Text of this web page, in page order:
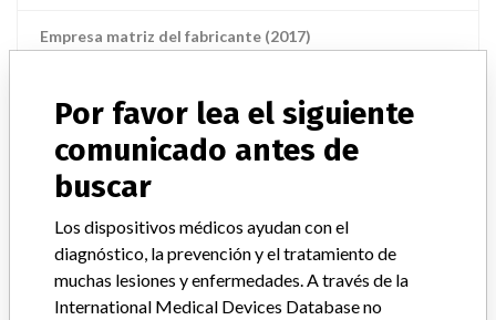
Empresa matriz del fabricante (2017)
Source USFDA
ACERCA DE LA BASE DE DATOS
Explore más de 120,000 registros de retiros, alertas y
notificaciones de seguridad de dispositivos médicos y sus
conexiones con los fabricantes.
Por favor lea el siguiente
comunicado antes de
buscar
Los dispositivos médicos ayudan con el
diagnóstico, la prevención y el tratamiento de
muchas lesiones y enfermedades. A través de la
International Medical Devices Database no